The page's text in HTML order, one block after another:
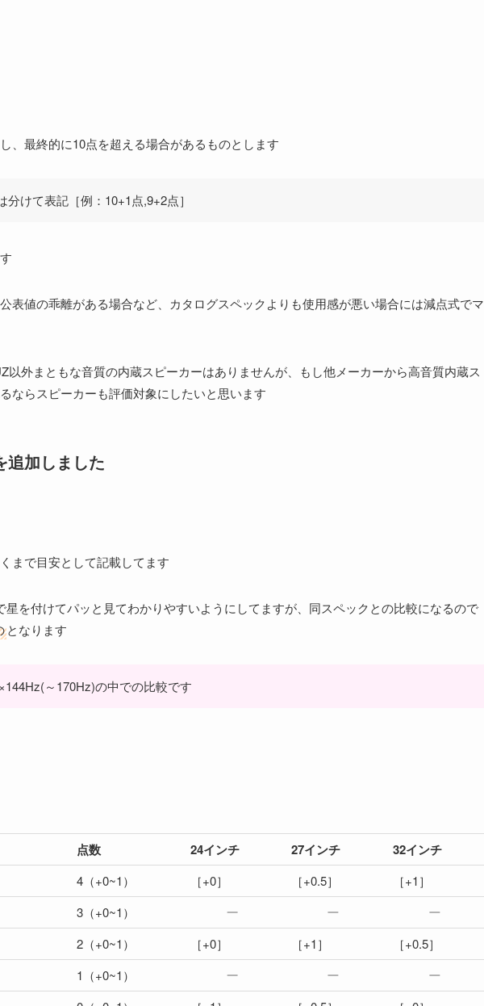
、最終的に10点を超える場合があるものとします
けて表記［例：10+1点,9+2点］
表値の乖離がある場合など、カタログスペックよりも使用感が悪い場合には減点式でマ
以外まともな音質の内蔵スピーカーはありませんが、もし他メーカーから高音質内蔵ス
ならスピーカーも評価対象にしたいと思います
追加しました
まで目安として記載してます
を付けてパッと見てわかりやすいようにしてますが、同スペックとの比較になるので
となります
～170Hz)の中での比較です
点数 24インチ 27インチ 32インチ
4（+0~1） ［+0］ ［+0.5］
［+1］
3（+0~1）
2（+0~1） ［+0］ ［+1］
［+0.5］
1（+0~1）